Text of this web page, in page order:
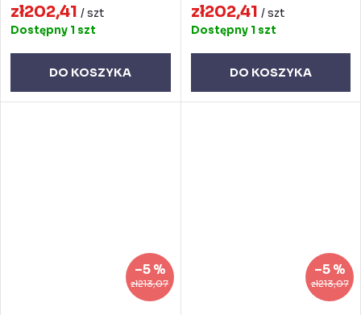
zł202,41 / szt
Dostępny 1 szt
DO KOSZYKA
zł202,41 / szt
Dostępny 1 szt
DO KOSZYKA
zł213,07
–5 %
zł213,07
–5 %